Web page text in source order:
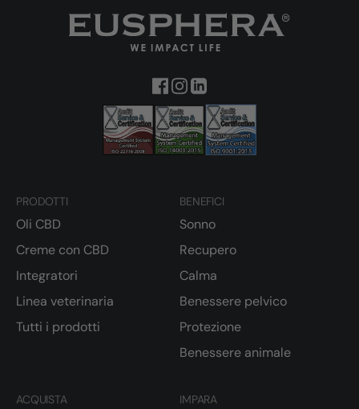
PRODOTTI
Oli CBD
Creme con CBD
Integratori
Linea veterinaria
Tutti i prodotti
BENEFICI
Sonno
Recupero
Calma
Benessere pelvico
Protezione
Benessere animale
ACQUISTA IMPARA